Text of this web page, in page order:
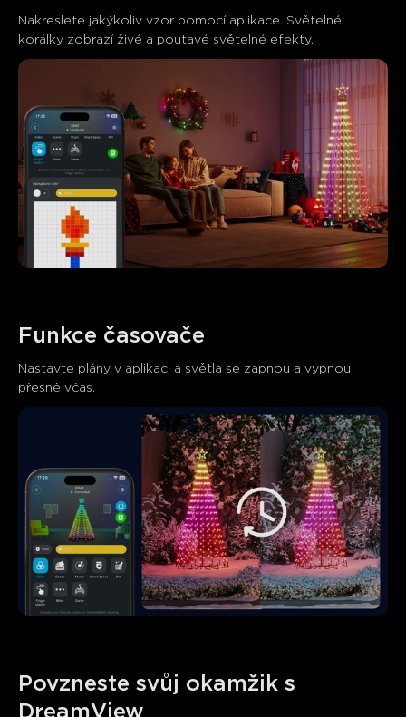
Nakreslete jakýkoliv vzor pomocí aplikace. Světelné
korálky zobrazí živé a poutavé světelné efekty.
Funkce časovače
Nastavte plány v aplikaci a světla se zapnou a vypnou
přesně včas.
Povzneste svůj okamžik s